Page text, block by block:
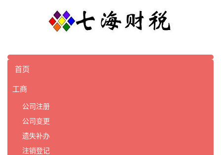
首页
工商
公司注册
公司变更
遗失补办
注销登记